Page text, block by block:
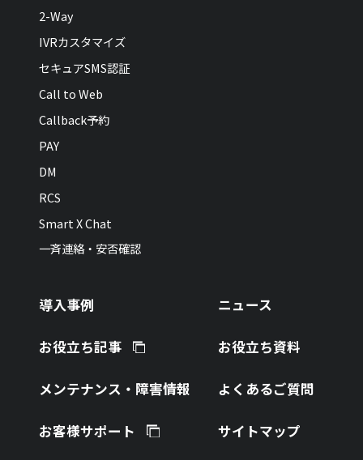
2-Way
IVRカスタマイズ
セキュアSMS認証
Call to Web
Callback予約
PAY
DM
RCS
Smart X Chat
一斉連絡・安否確認
導入事例 ニュース
お役立ち記事 お役立ち資料
メンテナンス・障害情報 よくあるご質問
お客様サポート サイトマップ